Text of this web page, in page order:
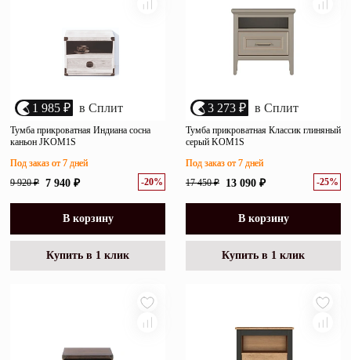
1 985 ₽ в Сплит
Тумба прикроватная Индиана сосна
каньон JKOM1S
9 920 ₽ 7 940 ₽ -20%
Под заказ от 7 дней
В корзину
Купить в 1 клик
3 273 ₽ в Сплит
Тумба прикроватная Классик глиняный
серый KOM1S
17 450 ₽ 13 090 ₽ -25%
Под заказ от 7 дней
В корзину
Купить в 1 клик